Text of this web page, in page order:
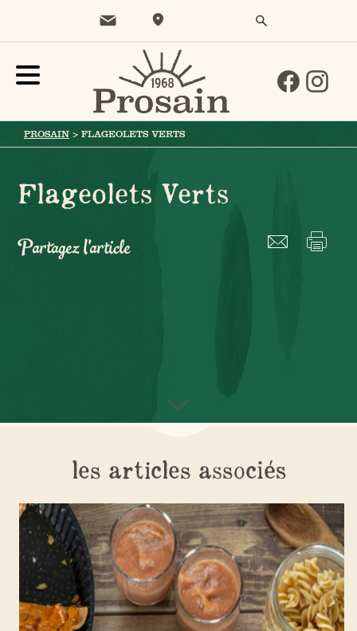
PROSAIN > FLAGEOLETS VERTS
Flageolets Verts
Partagez l'article
les articles associés